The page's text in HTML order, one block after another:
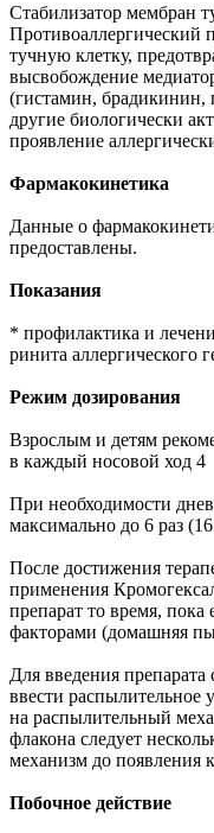
Стабилизатор мембран
Противоаллергический
тучную клетку,
высвобождение
(гистамин, брадикинин,
другие биологически
проявление
Фармакокинетика
Данные о
предоставлены.
Показания
* профилактика и
ринита аллергического
Режим дозирования
Взрослым и детям
в каждый носовой ход 4
При необходимости
максимально до 6 раз
После достижения
применения
препарат то время,
факторами (домашняя
Для введения препарата
ввести распылительное
на распылительный
флакона следует
механизм до появления
Побочное действие